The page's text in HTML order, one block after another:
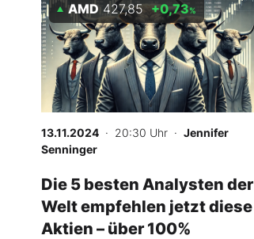
Abo & Shop
BO-Musterdepots
Experten
Mein Konto
AMD 427,85 +0,73%
13.11.2024 · 20:30 Uhr · Jennifer
Senninger
Die 5 besten Analysten der
Welt empfehlen jetzt diese
Aktien – über 100%